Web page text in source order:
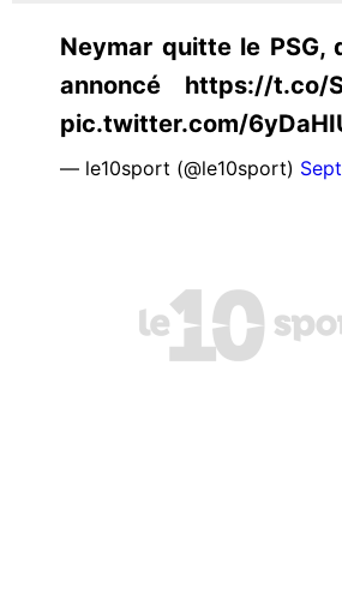
Neymar quitte le PSG,
annoncé https://t.co/
pic.twitter.com/
— le10sport (@le10sport)